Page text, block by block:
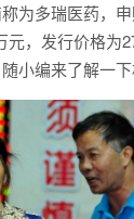
为多瑞医药，
元，发行价格为
小编来了解一下